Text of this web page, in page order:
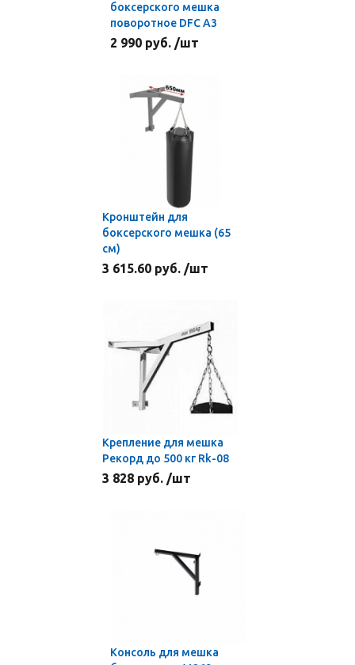
боксерского мешка
поворотное DFC A3
2 990 руб. /шт
Кронштейн для
боксерского мешка (65
см)
3 615.60 руб. /шт
Крепление для мешка
Рекорд до 500 кг Rk-08
3 828 руб. /шт
Консоль для мешка